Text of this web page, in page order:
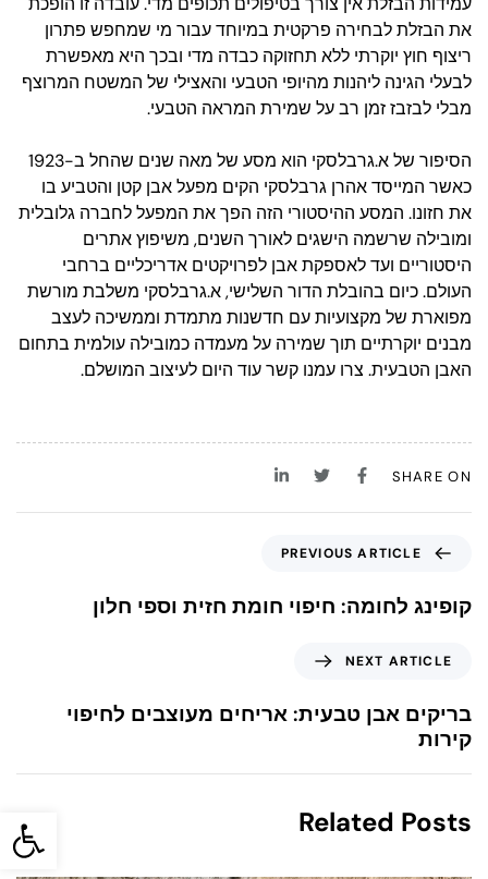
פתח
את הבזלת לבחירה פרקטית במיוחד עבור מי שמחפש פתרון
ריצוף חוץ יוקרתי ללא תחזוקה כבדה מדי ובכך היא מאפשרת
לבעלי הגינה ליהנות מהיופי הטבעי והאצילי של המשטח המרוצף
מבלי לבזבז זמן רב על שמירת המראה הטבעי.
הסיפור של א.גרבלסקי הוא מסע של מאה שנים שהחל ב-1923
כאשר המייסד אהרן גרבלסקי הקים מפעל אבן קטן והטביע בו
את חזונו. המסע ההיסטורי הזה הפך את המפעל לחברה גלובלית
ומובילה שרשמה הישגים לאורך השנים, משיפוץ אתרים
היסטוריים ועד לאספקת אבן לפרויקטים אדריכליים ברחבי
העולם. כיום בהובלת הדור השלישי, א.גרבלסקי משלבת מורשת
מפוארת של מקצועיות עם חדשנות מתמדת וממשיכה לעצב
מבנים יוקרתיים תוך שמירה על מעמדה כמובילה עולמית בתחום
האבן הטבעית. צרו עמנו קשר עוד היום לעיצוב המושלם.
SHARE ON
PREVIOUS ARTICLE
קופינג לחומה: חיפוי חומת חזית וספי חלון
NEXT ARTICLE
בריקים אבן טבעית: אריחים מעוצבים לחיפוי
קירות
Related Posts